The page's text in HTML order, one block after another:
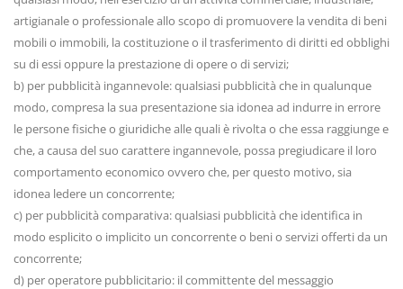
artigianale o professionale allo scopo di promuovere la vendita di beni
mobili o immobili, la costituzione o il trasferimento di diritti ed obblighi
su di essi oppure la prestazione di opere o di servizi;
b) per pubblicità ingannevole: qualsiasi pubblicità che in qualunque
modo, compresa la sua presentazione sia idonea ad indurre in errore
le persone fisiche o giuridiche alle quali è rivolta o che essa raggiunge e
che, a causa del suo carattere ingannevole, possa pregiudicare il loro
comportamento economico ovvero che, per questo motivo, sia
idonea ledere un concorrente;
c) per pubblicità comparativa: qualsiasi pubblicità che identifica in
modo esplicito o implicito un concorrente o beni o servizi offerti da un
concorrente;
d) per operatore pubblicitario: il committente del messaggio